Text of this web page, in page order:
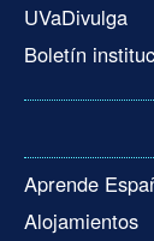
UVaDivulga
Boletín
Aprende
Alojamientos